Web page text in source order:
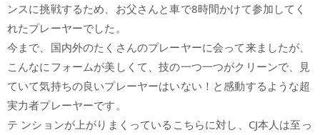
ンスに挑戦するため、お父さんと車で8時間かけて参加してく
れたプレーヤーでした。
今まで、国内外のたくさんのプレーヤーに会って来ましたが、
こんなにフォームが美しくて、技の一つ一つがクリーンで、見
ていて気持ちの良いプレーヤーはいない！と感動するような超
実力者プレーヤーです。
テ ンションが上がりまくっているこちらに対し、CJ本人は至っ